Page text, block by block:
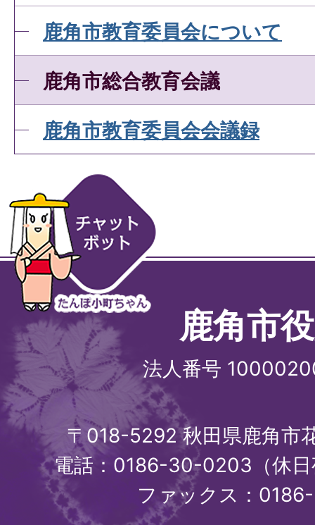
鹿角市教育委員会について
鹿角市総合教育会議
鹿角市教育委員会会議録
鹿角市
法人番号
〒018-5292 秋田県鹿角市
電話：0186-30-0203（休
ファックス：